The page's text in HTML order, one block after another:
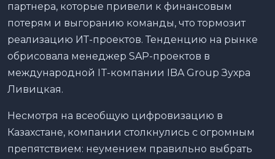
партнера, которые привели к финансовым
потерям и выгоранию команды, что тормозит
реализацию ИТ-проектов. Тенденцию на рынке
обрисовала менеджер SAP-проектов в
международной IT-компании IBA Group Зухра
Ливицкая.
Несмотря на всеобщую цифровизацию в
Казахстане, компании столкнулись с огромным
препятствием: неумением правильно выбрать